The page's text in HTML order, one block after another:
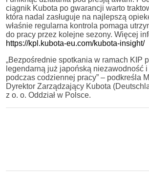
ciągnik Kubota po gwarancji warto
która nadal zasługuje na najlepszą
właśnie regularna kontrola pomaga
do pracy przez kolejne sezony. Więcej
https://kpl.kubota-eu.com/kubota-insight/
„Bezpośrednie spotkania w ramach KIP
legendarną już japońską niezawodność
podczas codziennej pracy” – podkreśla
Dyrektor Zarządzający Kubota
z o. o. Oddział w Polsce.